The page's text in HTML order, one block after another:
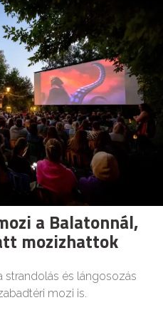
a Balatonnál,
mozizhattok
strandolás és lángosozás
mozi is.